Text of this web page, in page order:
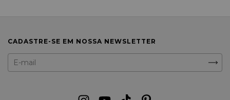
CADASTRE-SE EM NOSSA NEWSLETTER